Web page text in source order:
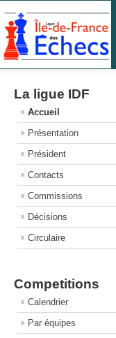
La ligue IDF
Accueil
Présentation
Président
Contacts
Commissions
Décisions
Circulaire
Competitions
Calendrier
Par équipes